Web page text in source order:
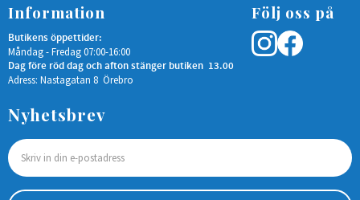
Information
Butikens öppettider:
Måndag - Fredag 07:00-16:00
Dag före röd dag och afton stänger butiken 13.00
Adress: Nastagatan 8 Örebro
Följ oss på
Nyhetsbrev